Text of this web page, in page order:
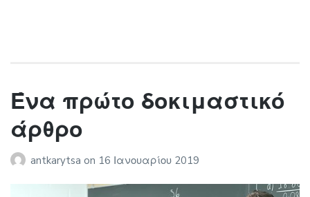
Ένα πρώτο δοκιμαστικό
άρθρο
antkarytsa on 16 Ιανουαρίου 2019